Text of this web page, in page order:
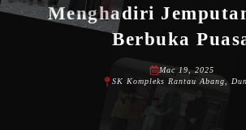
Menghadiri
Berbuka
Mac 19, 2025
SK Kompleks Rantau Abang,